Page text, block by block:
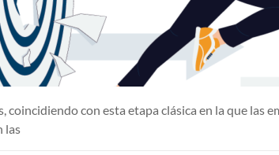
con esta etapa clásica en la que las
las